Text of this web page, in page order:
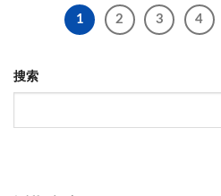
1 2 3 4
搜索